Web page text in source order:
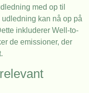
med op til
kan nå op på
inkluderer Well-to-
de emissioner, der